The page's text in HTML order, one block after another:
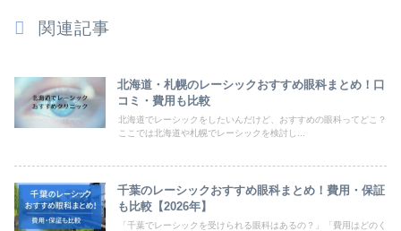
関連記事
北海道・札幌のレーシックおすすめ眼科まとめ！口
コミ・費用も比較
北海道でレーシックをしたいんだけど、おすすめの眼科ってどこ？
ここでは北海道や札幌でレーシックを検討し...
千葉のレーシックおすすめ眼科まとめ！費用・保証
も比較【2026年】
「千葉でレーシックを受けられる眼科はあるの？」「費用はどのく